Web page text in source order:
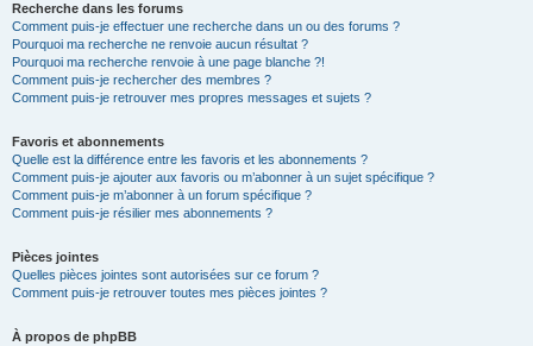
Recherche dans les forums
Comment puis-je effectuer une recherche dans un ou des forums ?
Pourquoi ma recherche ne renvoie aucun résultat ?
Pourquoi ma recherche renvoie à une page blanche ?!
Comment puis-je rechercher des membres ?
Comment puis-je retrouver mes propres messages et sujets ?
Favoris et abonnements
Quelle est la différence entre les favoris et les abonnements ?
Comment puis-je ajouter aux favoris ou m’abonner à un sujet spécifique ?
Comment puis-je m’abonner à un forum spécifique ?
Comment puis-je résilier mes abonnements ?
Pièces jointes
Quelles pièces jointes sont autorisées sur ce forum ?
Comment puis-je retrouver toutes mes pièces jointes ?
À propos de phpBB